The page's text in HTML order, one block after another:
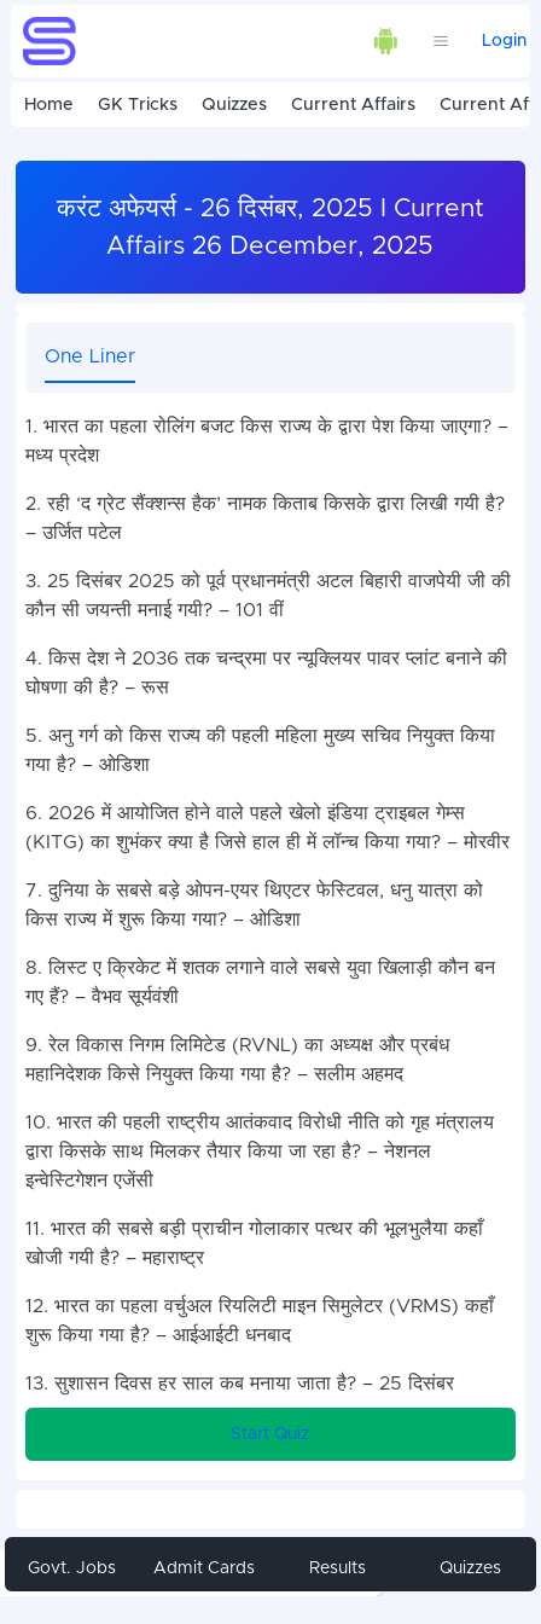
Login
Home GK Tricks Quizzes Current Affairs Current
करंट अफेयर्स - 26 दिसंबर, 2025 I Current
Affairs 26 December, 2025
One Liner
1. भारत का पहला रोलिंग बजट किस राज्य के द्वारा पेश किया जाएगा? –
मध्य प्रदेश
2. रही ‘द ग्रेट सैंक्शन्स हैक’ नामक किताब किसके द्वारा लिखी गयी है?
– उर्जित पटेल
3. 25 दिसंबर 2025 को पूर्व प्रधानमंत्री अटल बिहारी वाजपेयी जी की
कौन सी जयन्ती मनाई गयी? – 101 वीं
4. किस देश ने 2036 तक चन्द्रमा पर न्यूक्लियर पावर प्लांट बनाने की
घोषणा की है? – रूस
5. अनु गर्ग को किस राज्य की पहली महिला मुख्य सचिव नियुक्त किया
गया है? – ओडिशा
6. 2026 में आयोजित होने वाले पहले खेलो इंडिया ट्राइबल गेम्स
(KITG) का शुभंकर क्या है जिसे हाल ही में लॉन्च किया गया? – मोरवीर
7. दुनिया के सबसे बड़े ओपन-एयर थिएटर फेस्टिवल, धनु यात्रा को
किस राज्य में शुरू किया गया? – ओडिशा
8. लिस्ट ए क्रिकेट में शतक लगाने वाले सबसे युवा खिलाड़ी कौन बन
गए हैं? – वैभव सूर्यवंशी
9. रेल विकास निगम लिमिटेड (RVNL) का अध्यक्ष और प्रबंध
महानिदेशक किसे नियुक्त किया गया है? – सलीम अहमद
10. भारत की पहली राष्ट्रीय आतंकवाद विरोधी नीति को गृह मंत्रालय
द्वारा किसके साथ मिलकर तैयार किया जा रहा है? – नेशनल
इन्वेस्टिगेशन एजेंसी
11. भारत की सबसे बड़ी प्राचीन गोलाकार पत्थर की भूलभुलैया कहाँ
खोजी गयी है? – महाराष्ट्र
12. भारत का पहला वर्चुअल रियलिटी माइन सिमुलेटर (VRMS) कहाँ
शुरू किया गया है? – आईआईटी धनबाद
13. सुशासन दिवस हर साल कब मनाया जाता है? – 25 दिसंबर
Start Quiz
Share
Govt. Jobs Admit Cards Results Quizzes